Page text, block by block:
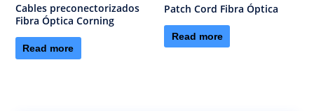
Cables preconectorizados
Fibra Óptica Corning
Read more
Patch Cord Fibra Óptica
Read more